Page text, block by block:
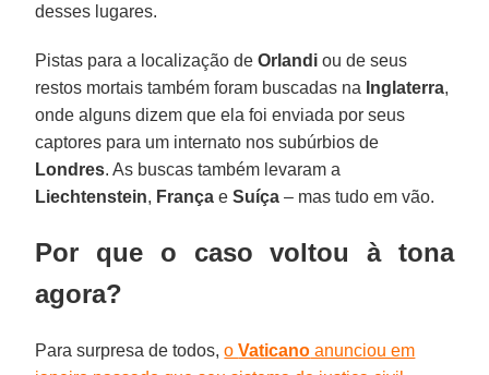
desses lugares.
Pistas para a localização deOrlandi ou de seus
restos mortais também foram buscadas na Inglaterra,
onde alguns dizem que ela foi enviada por seus
captores para um internato nos subúrbios de
Londres. As buscas também levaram a
Liechtenstein, França eSuíça – mas tudo em vão.
Por que o caso voltou à tona
agora?
Para surpresa de todos,oVaticano anunciou em